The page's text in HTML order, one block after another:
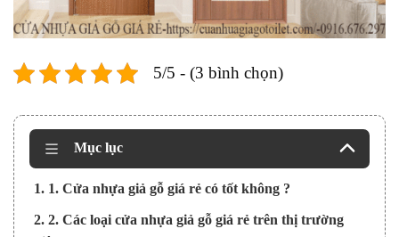
5/5 - (3 bình chọn)
Mục lục
1. 1. Cửa nhựa giả gỗ giá rẻ có tốt không ?
2. 2. Các loại cửa nhựa giả gỗ giá rẻ trên thị trường